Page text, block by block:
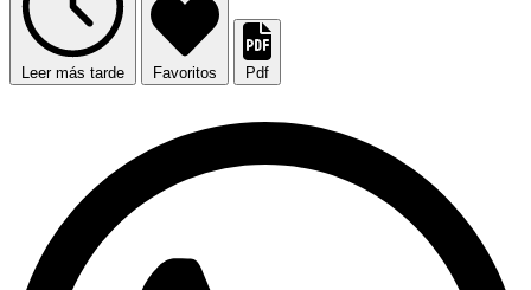
Leer más tarde Favoritos Pdf